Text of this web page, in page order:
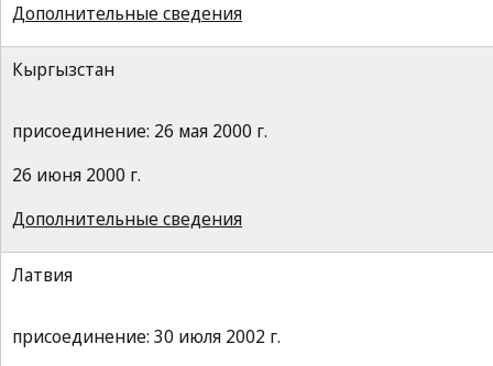
Дополнительные сведения
Кыргызстан
присоединение: 26 мая 2000 г.
26 июня 2000 г.
Дополнительные сведения
Латвия
присоединение: 30 июля 2002 г.